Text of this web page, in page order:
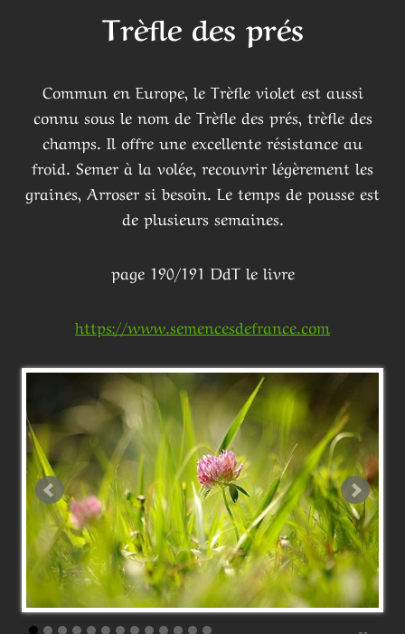
Trèfle des prés
Commun en Europe, le Trèfle violet est aussi
connu sous le nom de Trèfle des prés, trèfle des
champs. Il offre une excellente résistance au
froid. Semer à la volée, recouvrir légèrement les
graines, Arroser si besoin. Le temps de pousse est
de plusieurs semaines.
page 190/191 DdT le livre
https://www.semencesdefrance.com